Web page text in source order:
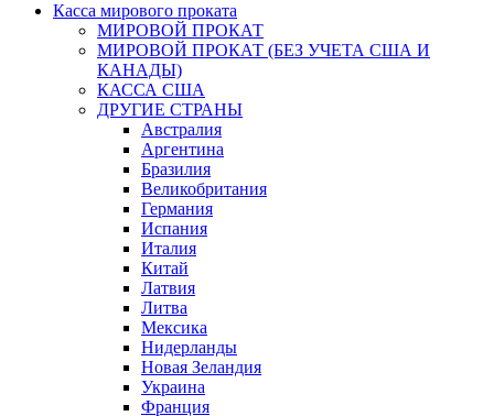
Касса мирового проката
МИРОВОЙ ПРОКАТ
МИРОВОЙ ПРОКАТ (БЕЗ УЧЕТА США И
КАНАДЫ)
КАССА США
ДРУГИЕ СТРАНЫ
Австралия
Аргентина
Бразилия
Великобритания
Германия
Испания
Италия
Китай
Латвия
Литва
Мексика
Нидерланды
Новая Зеландия
Украина
Франция